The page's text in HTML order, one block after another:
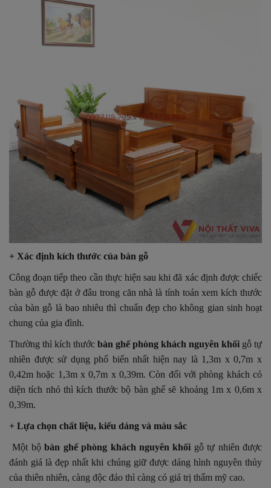
+ Xác định kích thước của bàn gỗ
Công đoạn tiếp theo cần thực hiện sau khi đã xác định được chiếc
bàn gỗ được đặt ở đâu trong căn nhà là tính toán xem kích thước
của bàn gỗ là bao nhiêu thì chuẩn đẹp cho không gian sinh hoạt
chung của gia đình.
Thường thì kích thước bàn ghế phòng khách nguyên khối gỗ tự
nhiên được sử dụng phổ biến nhất hiện nay là 1,3m x 0,7m x
0,42m hoặc 1,3m x 0,7m x 0,39m. Còn đối với phòng khách có
diện tích nhỏ thì kích thước bộ bàn ghế sẽ khoảng 1m x 0,6m x
0,39m.
+ Lựa chọn chất liệu, kiểu dáng và màu sắc
Một bộbàn ghế phòng khách nguyên khối gỗ tự nhiên được
đánh giá là đẹp nhất khi chúng giữ được dáng hình nguyên thủy
của thiên nhiên, càng độc đáo thì càng có giá trị thẩm mỹ cao.